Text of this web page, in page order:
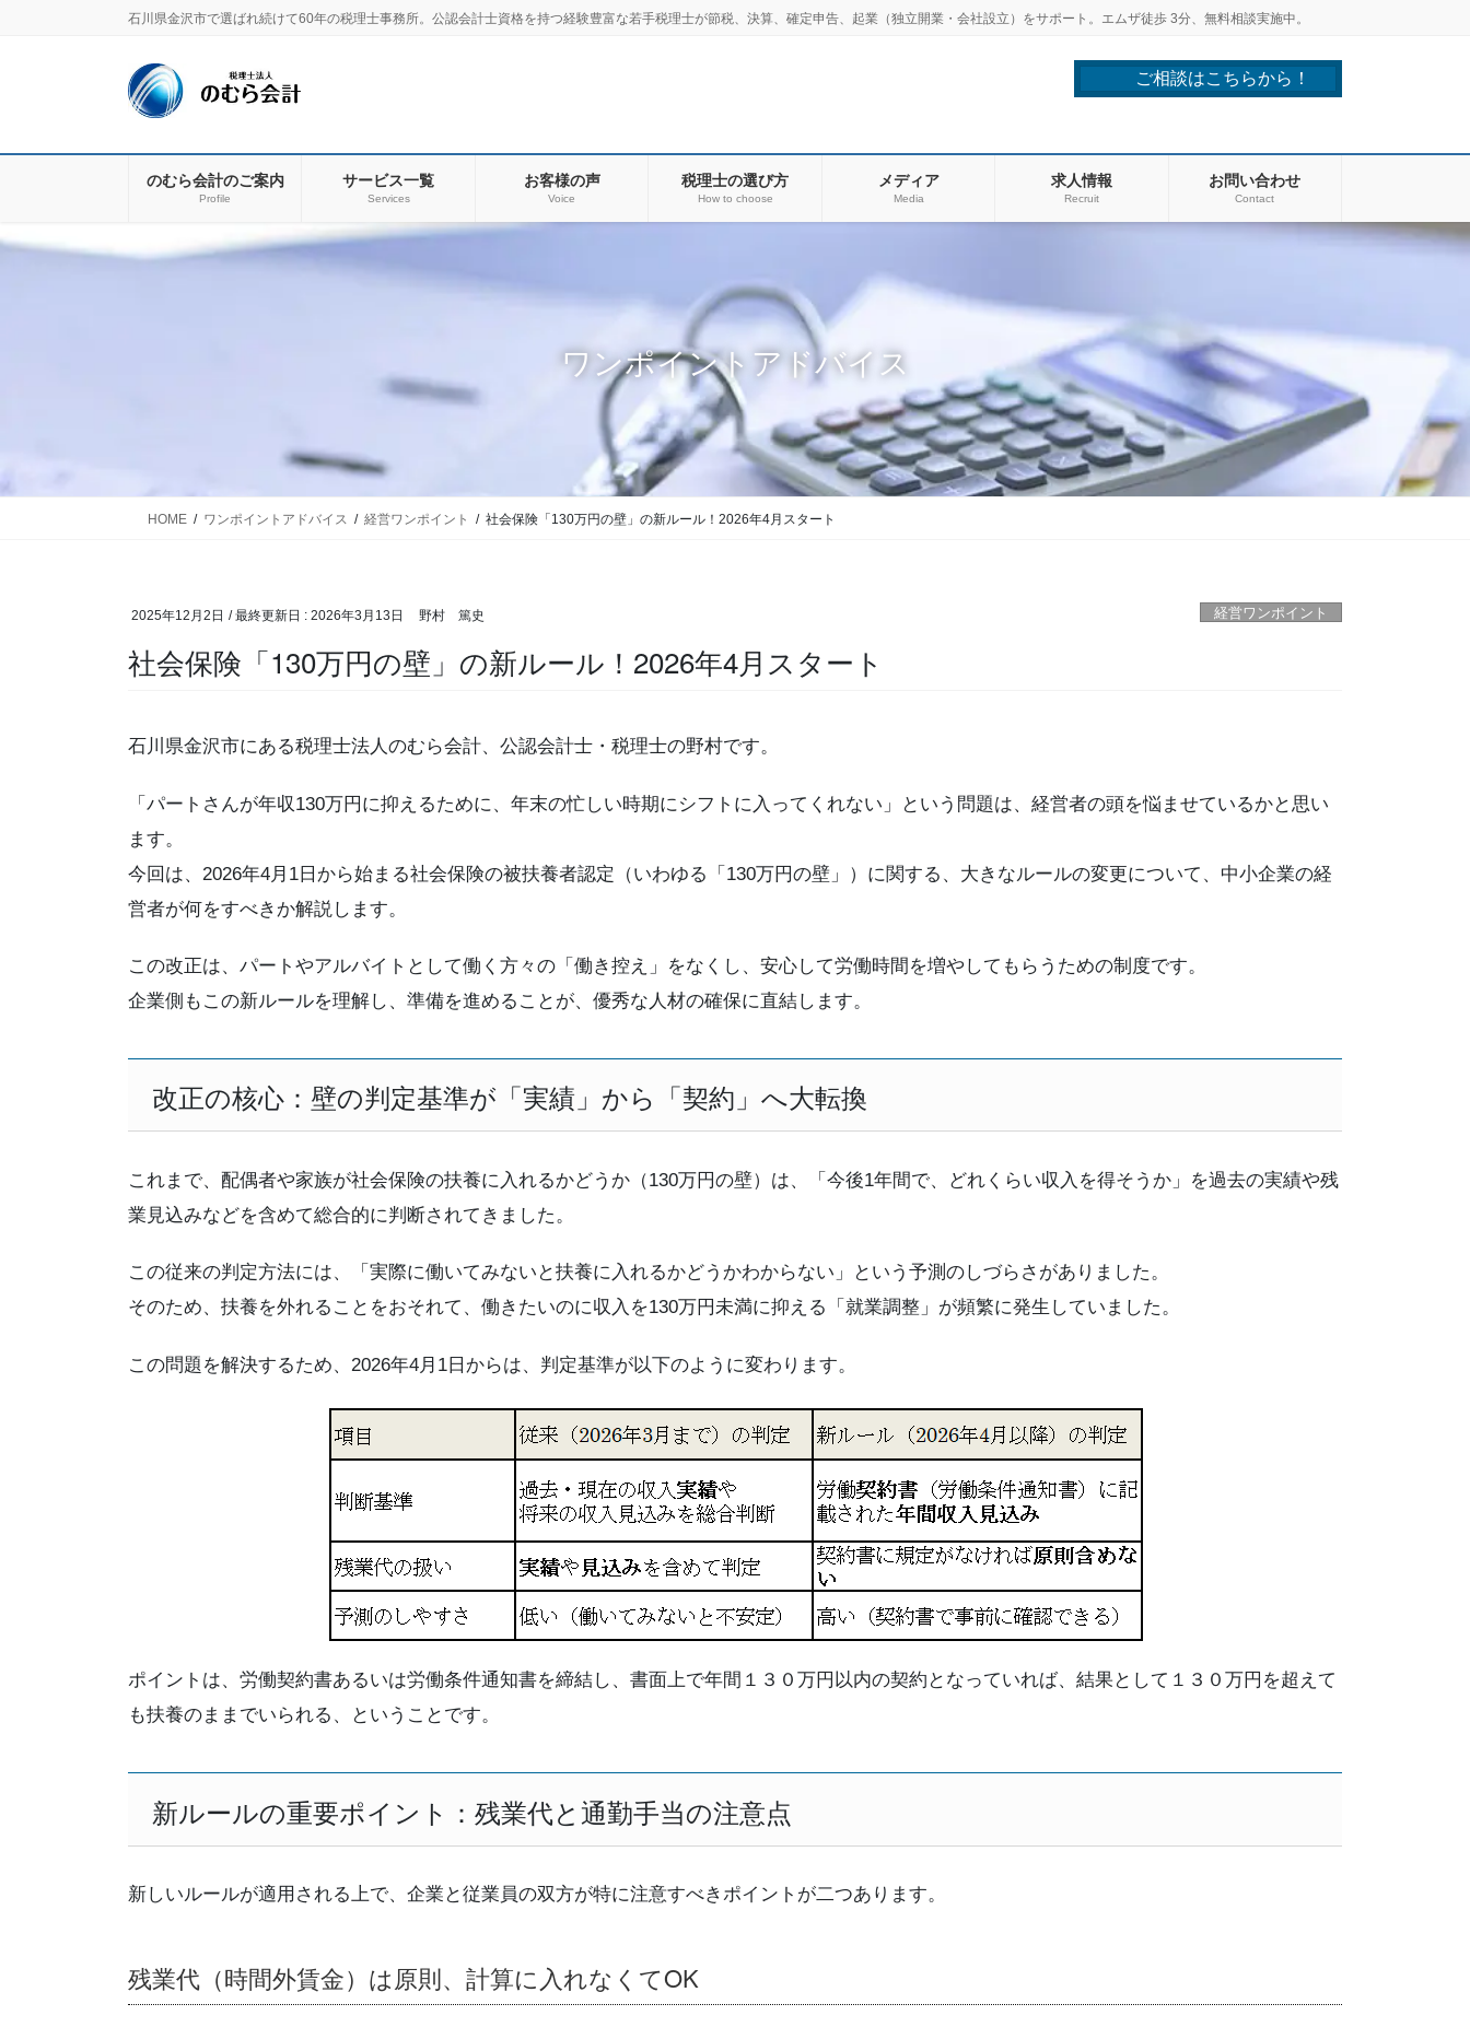
動
石川県金沢市で選ばれ続けて60年の税理士事務所。公認会計士資格を持つ経験豊富な若手税理士が節税、決算、確定申告、起業（独立開業・会社設立）をサポート。エムザ徒歩 3分、無料相談実施中。
ご相談はこちらから！
のむら会計のご案内
Profile
サービス一覧
Services
お客様の声
Voice
税理士の選び方
How to choose
メディア
Media
求人情報
Recruit
お問い合わせ
Contact
ワンポイントアドバイス
HOME ワンポイントアドバイス 経営ワンポイント 社会保険「130万円の壁」の新ルール！2026年4月スタート
2025年12月2日 / 最終更新日 : 2026年3月13日 野村 篤史 経営ワンポイント
社会保険「130万円の壁」の新ルール！2026年4月スタート
石川県金沢市にある税理士法人のむら会計、公認会計士・税理士の野村です。
「パートさんが年収130万円に抑えるために、年末の忙しい時期にシフトに入ってくれない」という問題は、経営者の頭を悩ませているかと思い
ます。
今回は、2026年4月1日から始まる社会保険の被扶養者認定（いわゆる「130万円の壁」）に関する、大きなルールの変更について、中小企業の経
営者が何をすべきか解説します。
この改正は、パートやアルバイトとして働く方々の「働き控え」をなくし、安心して労働時間を増やしてもらうための制度です。
企業側もこの新ルールを理解し、準備を進めることが、優秀な人材の確保に直結します。
改正の核心：壁の判定基準が「実績」から「契約」へ大転換
これまで、配偶者や家族が社会保険の扶養に入れるかどうか（130万円の壁）は、「今後1年間で、どれくらい収入を得そうか」を過去の実績や残
業見込みなどを含めて総合的に判断されてきました。
この従来の判定方法には、「実際に働いてみないと扶養に入れるかどうかわからない」という予測のしづらさがありました。
そのため、扶養を外れることをおそれて、働きたいのに収入を130万円未満に抑える「就業調整」が頻繁に発生していました。
この問題を解決するため、2026年4月1日からは、判定基準が以下のように変わります。
ポイントは、労働契約書あるいは労働条件通知書を締結し、書面上で年間１３０万円以内の契約となっていれば、結果として１３０万円を超えて
も扶養のままでいられる、ということです。
新ルールの重要ポイント：残業代と通勤手当の注意点
新しいルールが適用される上で、企業と従業員の双方が特に注意すべきポイントが二つあります。
残業代（時間外賃金）は原則、計算に入れなくてOK